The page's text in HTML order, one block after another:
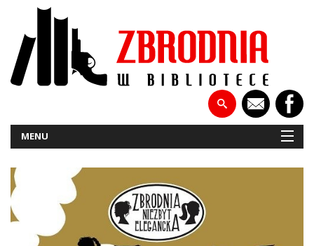
MENU
NOWOŚCI
PATRONATY